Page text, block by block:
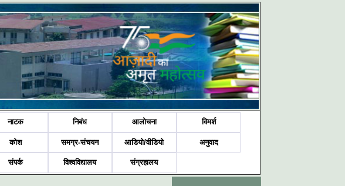
नाटक निबंध आलोचना विमर्श
कोश समग्र-संचयन आडियो/वीडियो अनुवाद
संपर्क विश्वविद्यालय संग्रहालय